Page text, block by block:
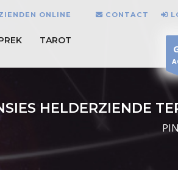
ONLINE CONTACT
TAROT
HELDERZIENDE